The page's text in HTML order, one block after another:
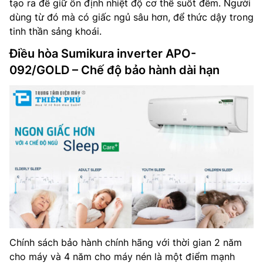
tạo ra để giữ ổn định nhiệt độ cơ thể suốt đêm. Người
dùng từ đó mà có giấc ngủ sâu hơn, để thức dậy trong
tinh thần sảng khoái.
Điều hòa Sumikura inverter APO-
092/GOLD – Chế độ bảo hành dài hạn
Chính sách bảo hành chính hãng với thời gian 2 năm
cho máy và 4 năm cho máy nén là một điểm mạnh